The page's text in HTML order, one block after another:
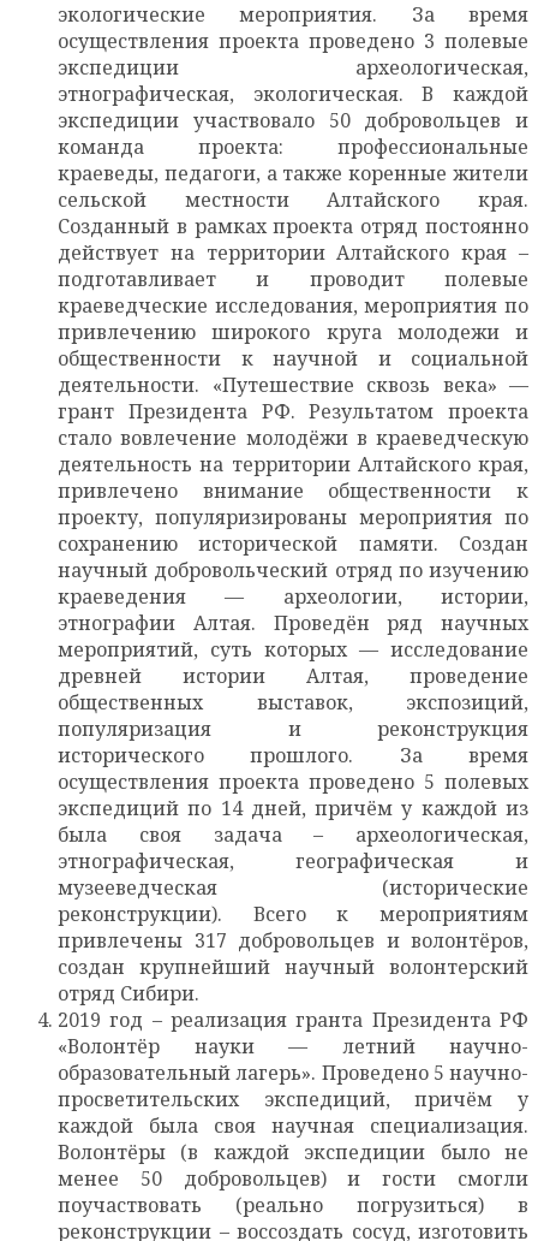
экологические мероприятия. За время
осуществления проекта проведено 3 полевые
экспедиции археологическая,
этнографическая, экологическая. В каждой
экспедиции участвовало 50 добровольцев и
команда проекта: профессиональные
краеведы, педагоги, а также коренные жители
сельской местности Алтайского края.
Созданный в рамках проекта отряд постоянно
действует на территории Алтайского края –
подготавливает и проводит полевые
краеведческие исследования, мероприятия по
привлечению широкого круга молодежи и
общественности к научной и социальной
деятельности. «Путешествие сквозь века» —
грант Президента РФ. Результатом проекта
стало вовлечение молодёжи в краеведческую
деятельность на территории Алтайского края,
привлечено внимание общественности к
проекту, популяризированы мероприятия по
сохранению исторической памяти. Создан
научный добровольческий отряд по изучению
краеведения — археологии, истории,
этнографии Алтая. Проведён ряд научных
мероприятий, суть которых — исследование
древней истории Алтая, проведение
общественных выставок, экспозиций,
популяризация и реконструкция
исторического прошлого. За время
осуществления проекта проведено 5 полевых
экспедиций по 14 дней, причём у каждой из
была своя задача – археологическая,
этнографическая, географическая и
музееведческая (исторические
реконструкции). Всего к мероприятиям
привлечены 317 добровольцев и волонтёров,
создан крупнейший научный волонтерский
отряд Сибири.
2019 год – реализация гранта Президента РФ
«Волонтёр науки — летний научно-
образовательный лагерь». Проведено 5 научно-
просветительских экспедиций, причём у
каждой была своя научная специализация.
Волонтёры (в каждой экспедиции было не
менее 50 добровольцев) и гости смогли
поучаствовать (реально погрузиться) в
реконструкции – воссоздать сосуд, изготовить